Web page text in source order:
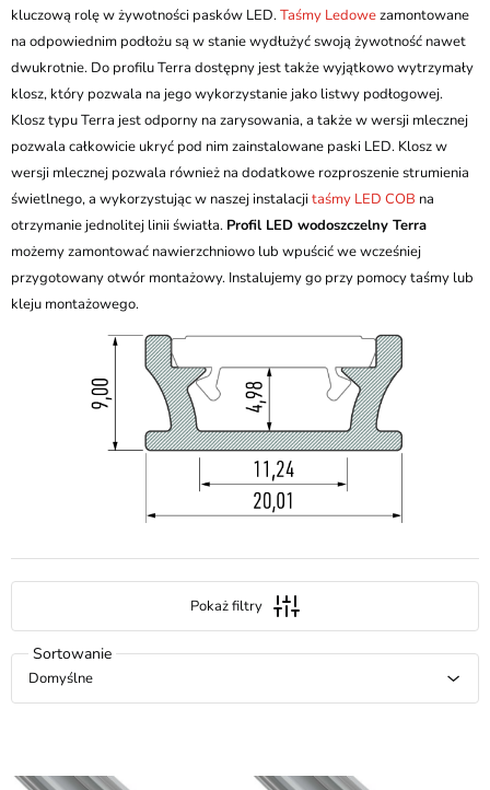
kluczową rolę w żywotności pasków LED.Taśmy Ledowezamontowane
na odpowiednim podłożu są w stanie wydłużyć swoją żywotność nawet
dwukrotnie. Do profilu Terra dostępny jest także wyjątkowo wytrzymały
klosz, który pozwala na jego wykorzystanie jako listwy podłogowej.
Klosz typu Terra jest odporny na zarysowania, a także w wersji mlecznej
pozwala całkowicie ukryć pod nim zainstalowane paski LED. Klosz w
wersji mlecznej pozwala również na dodatkowe rozproszenie strumienia
świetlnego, a wykorzystując w naszej instalacjitaśmy LED COB na
otrzymanie jednolitej linii światła. Profil LED wodoszczelny Terra
możemy zamontować nawierzchniowo lub wpuścić we wcześniej
przygotowany otwór montażowy. Instalujemy go przy pomocy taśmy lub
kleju montażowego.
Pokaż filtry
Domyślne